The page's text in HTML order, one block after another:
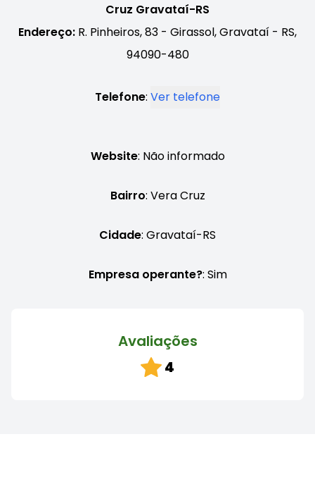
Cruz Gravataí-RS
Endereço: R. Pinheiros, 83 - Girassol, Gravataí - RS,
94090-480
Telefone: Ver telefone
Website: Não informado
Bairro: Vera Cruz
Cidade: Gravataí-RS
Empresa operante?: Sim
Avaliações
4